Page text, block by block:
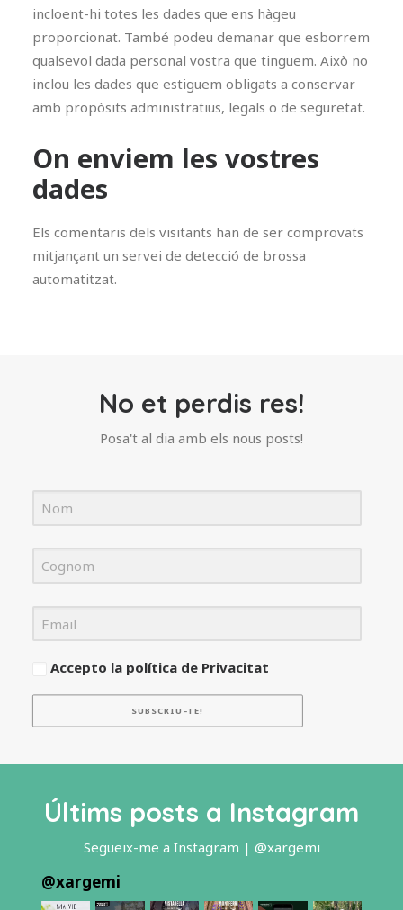
incloent-hi totes les dades que ens hàgeu
proporcionat. També podeu demanar que esborrem
qualsevol dada personal vostra que tinguem. Això no
inclou les dades que estiguem obligats a conservar
amb propòsits administratius, legals o de seguretat.
On enviem les vostres
dades
Els comentaris dels visitants han de ser comprovats
mitjançant un servei de detecció de brossa
automatitzat.
No et perdis res!
Posa't al dia amb els nous posts!
Accepto la política de Privacitat
SUBSCRIU-TE!
Últims posts a Instagram
Segueix-me a Instagram | @xargemi
@xargemi